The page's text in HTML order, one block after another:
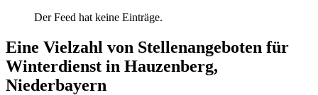
Der Feed hat keine Einträge.
Eine Vielzahl von Stellenangeboten für
Winterdienst in Hauzenberg,
Niederbayern